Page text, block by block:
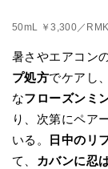
50mL ￥3,300／
暑さやエアコン
プ処方でケアし
なフローズンミ
り、次第にペア
いる。
日中のリ
て、 カバンに忍